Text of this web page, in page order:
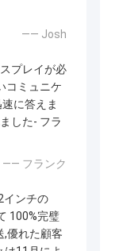
—— Josh
プレイが必
コミュニケ
に答えま
した- フラ
—— フランク
インチの
100%完璧
,優れた顧客